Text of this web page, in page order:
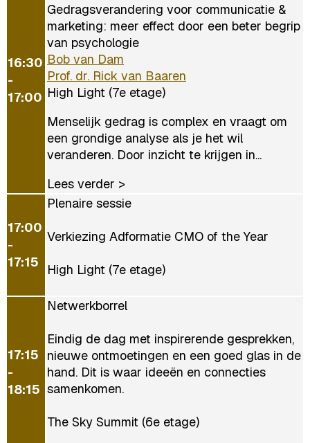
16:30
-
17:00
Gedragsverandering voor communicatie &
marketing: meer effect door een beter begrip
van psychologie
Bob van Dam
Prof. dr. Rick van Baaren
High Light (7e etage)
Menselijk gedrag is complex en vraagt om
een grondige analyse als je het wil
veranderen. Door inzicht te krijgen in...
Lees verder >
17:00
-
17:15
Plenaire sessie
Verkiezing Adformatie CMO of the Year
High Light (7e etage)
17:15
-
18:15
Netwerkborrel
Eindig de dag met inspirerende gesprekken,
nieuwe ontmoetingen en een goed glas in de
hand. Dit is waar ideeën en connecties
samenkomen.
The Sky Summit (6e etage)